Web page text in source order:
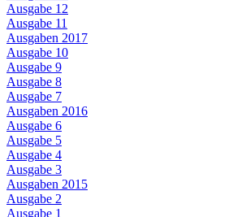
Ausgabe 12
Ausgabe 11
Ausgaben 2017
Ausgabe 10
Ausgabe 9
Ausgabe 8
Ausgabe 7
Ausgaben 2016
Ausgabe 6
Ausgabe 5
Ausgabe 4
Ausgabe 3
Ausgaben 2015
Ausgabe 2
Ausgabe 1